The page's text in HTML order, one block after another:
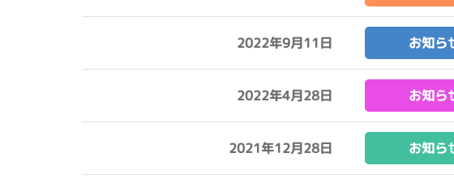
2022年9月11日 お知ら
2022年4月28日 お知ら
2021年12月28日 お知ら